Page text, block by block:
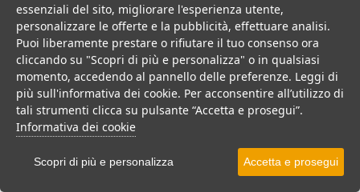
Trova la soluzione migliore per la tua prossima
vacanza.
Noi di belsalento.it abbiamo selezionato per te le migliori mete, i
migliori servizi, le migliori offerte per il tuo prossimo viaggio.
essenziali del sito, migliorare l'esperienza utente,
personalizzare le offerte e la pubblicità, effettuare analisi.
Puoi liberamente prestare o rifiutare il tuo consenso ora
cliccando su "Scopri di più e personalizza" o in qualsiasi
momento, accedendo al pannello delle preferenze. Leggi di
più sull'informativa dei cookie. Per acconsentire all’utilizzo di
tali strumenti clicca su pulsante “Accetta e prosegui”.
Informativa dei cookie
Scopri di più e personalizza Accetta e prosegui